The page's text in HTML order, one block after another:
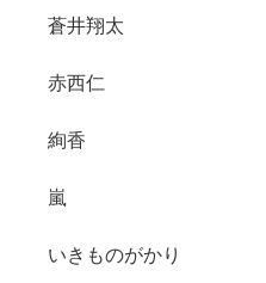
蒼井翔太
赤西仁
絢香
嵐
いきものがかり